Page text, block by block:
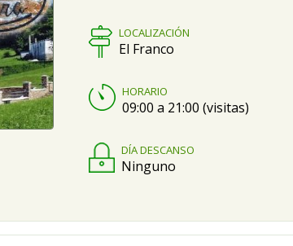
LOCALIZACIÓN
El Franco
HORARIO
09:00 a 21:00 (visitas)
DÍA DESCANSO
Ninguno